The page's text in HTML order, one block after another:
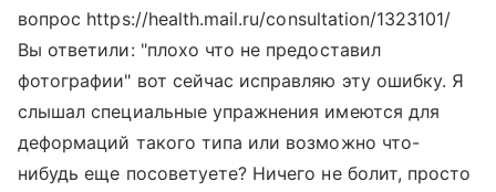
вопрос https://health.mail.ru/consultation/1323101/
Вы ответили: "плохо что не предоставил
фотографии" вот сейчас исправляю эту ошибку. Я
слышал специальные упражнения имеются для
деформаций такого типа или возможно что-
нибудь еще посоветуете? Ничего не болит, просто